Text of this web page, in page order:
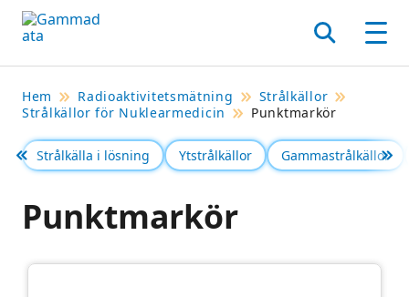
Hoppa
till
Sök
Hem Radioaktivitetsmätning
Strålkällor
Strålkällor för Nuklearmedicin
Punktmarkör
Strålkälla i lösning Ytstrålkällor Gammastrålkällor
Föregående Se
Punktmarkör